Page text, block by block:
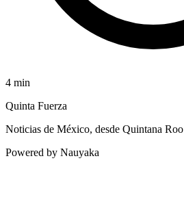
4 min
Quinta Fuerza
Noticias de México, desde Quintana Roo
Powered by Nauyaka